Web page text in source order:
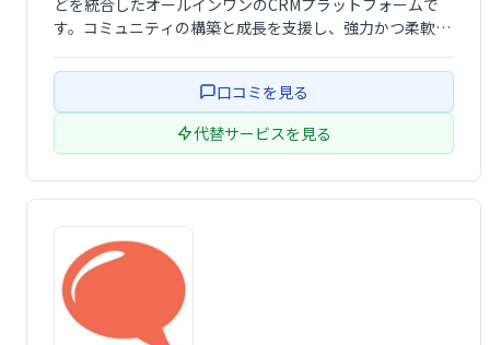
どを統合したオールインワンのCRMプラットフォームで
す。コミュニティの構築と成長を支援し、強力かつ柔軟な
せたカスタマイズが可能で、効率的なコミュニティ運営を
口コミを見る
代替サービスを見る